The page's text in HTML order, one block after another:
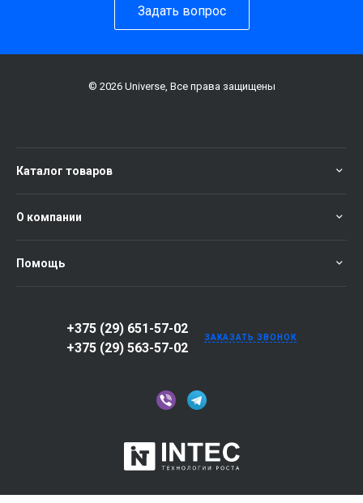
Задать вопрос
© 2026 Universe, Все права защищены
Каталог товаров
О компании
Помощь
+375 (29) 651-57-02
+375 (29) 563-57-02
ЗАКАЗАТЬ ЗВОНОК